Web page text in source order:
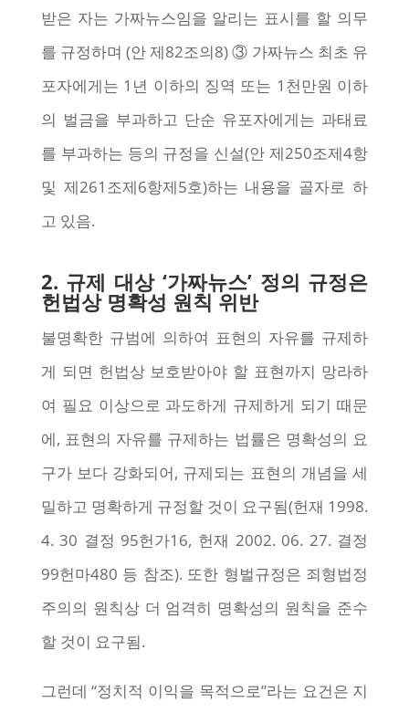
받은 자는 가짜뉴스임을 알리는 표시를 할 의무
를 규정하며 (안 제82조의8) ③ 가짜뉴스 최초 유
포자에게는 1년 이하의 징역 또는 1천만원 이하
의 벌금을 부과하고 단순 유포자에게는 과태료
를 부과하는 등의 규정을 신설(안 제250조제4항
및 제261조제6항제5호)하는 내용을 골자로 하
고 있음.
2. 규제 대상 ‘가짜뉴스’ 정의 규정은
헌법상 명확성 원칙 위반
불명확한 규범에 의하여 표현의 자유를 규제하
게 되면 헌법상 보호받아야 할 표현까지 망라하
여 필요 이상으로 과도하게 규제하게 되기 때문
에, 표현의 자유를 규제하는 법률은 명확성의 요
구가 보다 강화되어, 규제되는 표현의 개념을 세
밀하고 명확하게 규정할 것이 요구됨(헌재 1998.
4. 30 결정 95헌가16, 헌재 2002. 06. 27. 결정
99헌마480 등 참조). 또한 형벌규정은 죄형법정
주의의 원칙상 더 엄격히 명확성의 원칙을 준수
할 것이 요구됨.
그런데 “정치적 이익을 목적으로”라는 요건은 지